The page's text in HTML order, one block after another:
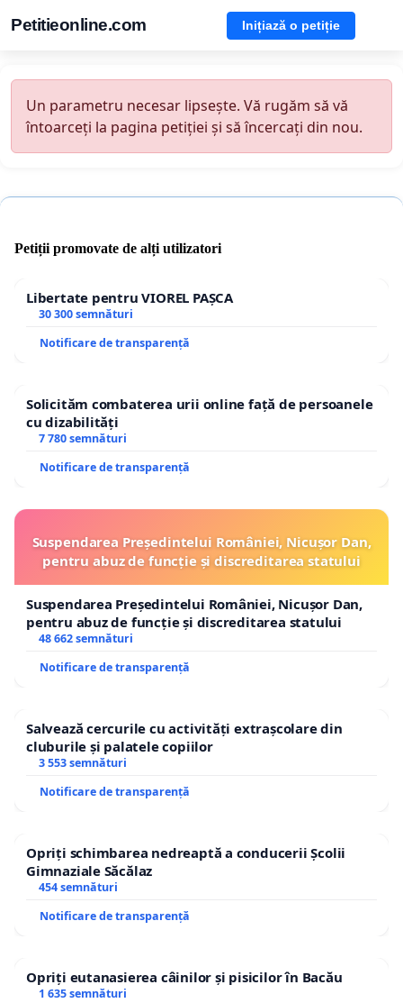
Petitieonline.com Inițiază o petiție
Un parametru necesar lipsește. Vă rugăm să vă
întoarceți la pagina petiției și să încercați din nou.
Petiții promovate de alți utilizatori
Libertate pentru VIOREL PAȘCA
30 300 semnături
Notificare de transparență
Solicităm combaterea urii online față de persoanele
cu dizabilități
7 780 semnături
Notificare de transparență
Suspendarea Președintelui României, Nicușor Dan,
pentru abuz de funcție și discreditarea statului
Suspendarea Președintelui României, Nicușor Dan,
pentru abuz de funcție și discreditarea statului
48 662 semnături
Notificare de transparență
Salvează cercurile cu activități extrașcolare din
cluburile și palatele copiilor
3 553 semnături
Notificare de transparență
Opriți schimbarea nedreaptă a conducerii Școlii
Gimnaziale Săcălaz
454 semnături
Notificare de transparență
Opriți eutanasierea câinilor și pisicilor în Bacău
1 635 semnături